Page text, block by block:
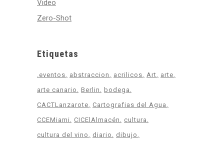
Video
Zero-Shot
Etiquetas
.eventos abstraccion acrilicos Art
arte
arte canario
Berlin
bodega
CACTLanzarote
Cartografias del Agua
CCEMiami
CICElAlmacén
cultura
cultura del vino
diario
dibujo